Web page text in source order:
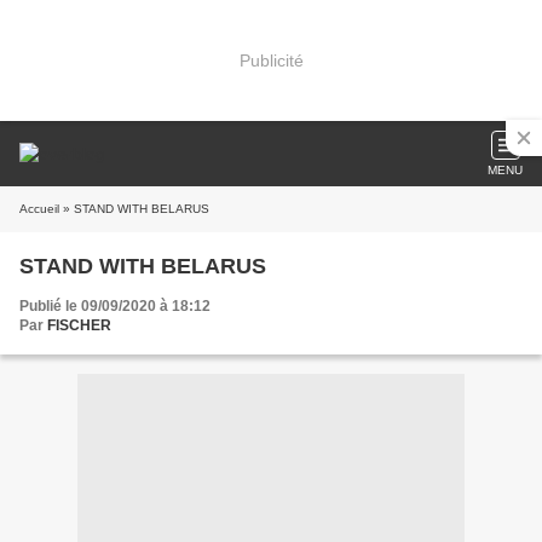
Publicité
MENU
Accueil » STAND WITH BELARUS
STAND WITH BELARUS
Publié le 09/09/2020 à 18:12
Par FISCHER